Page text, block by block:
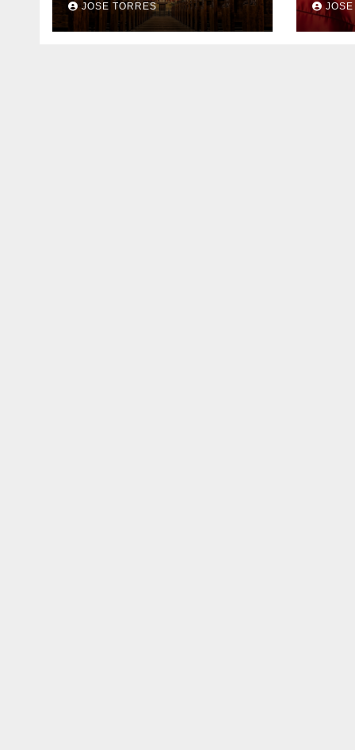
realidad ya para el
futuro de la Iglesia
JOSE TORRES
sus